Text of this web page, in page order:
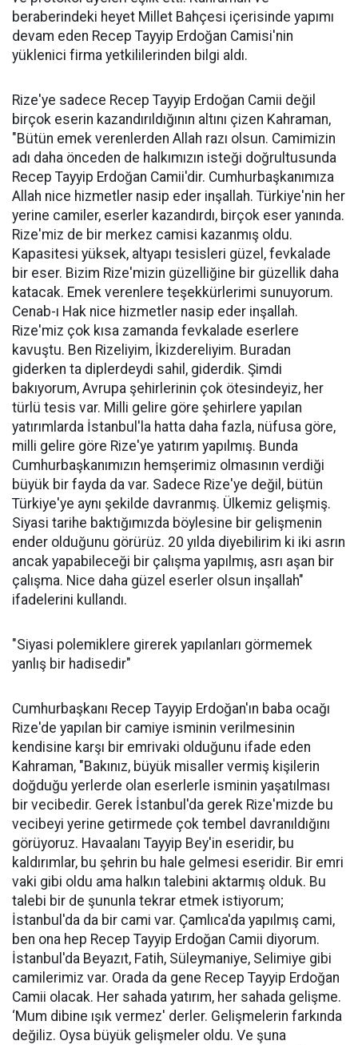
beraberindeki heyet Millet Bahçesi içerisinde yapımı
devam eden Recep Tayyip Erdoğan Camisi'nin
yüklenici firma yetkililerinden bilgi aldı.
Rize'ye sadece Recep Tayyip Erdoğan Camii değil
birçok eserin kazandırıldığının altını çizen Kahraman,
"Bütün emek verenlerden Allah razı olsun. Camimizin
adı daha önceden de halkımızın isteği doğrultusunda
Recep Tayyip Erdoğan Camii'dir. Cumhurbaşkanımıza
Allah nice hizmetler nasip eder inşallah. Türkiye'nin her
yerine camiler, eserler kazandırdı, birçok eser yanında.
Rize'miz de bir merkez camisi kazanmış oldu.
Kapasitesi yüksek, altyapı tesisleri güzel, fevkalade
bir eser. Bizim Rize'mizin güzelliğine bir güzellik daha
katacak. Emek verenlere teşekkürlerimi sunuyorum.
Cenab-ı Hak nice hizmetler nasip eder inşallah.
Rize'miz çok kısa zamanda fevkalade eserlere
kavuştu. Ben Rizeliyim, İkizdereliyim. Buradan
giderken ta diplerdeydi sahil, giderdik. Şimdi
bakıyorum, Avrupa şehirlerinin çok ötesindeyiz, her
türlü tesis var. Milli gelire göre şehirlere yapılan
yatırımlarda İstanbul'la hatta daha fazla, nüfusa göre,
milli gelire göre Rize'ye yatırım yapılmış. Bunda
Cumhurbaşkanımızın hemşerimiz olmasının verdiği
büyük bir fayda da var. Sadece Rize'ye değil, bütün
Türkiye'ye aynı şekilde davranmış. Ülkemiz gelişmiş.
Siyasi tarihe baktığımızda böylesine bir gelişmenin
ender olduğunu görürüz. 20 yılda diyebilirim ki iki asrın
ancak yapabileceği bir çalışma yapılmış, asrı aşan bir
çalışma. Nice daha güzel eserler olsun inşallah"
ifadelerini kullandı.
"Siyasi polemiklere girerek yapılanları görmemek
yanlış bir hadisedir"
Cumhurbaşkanı Recep Tayyip Erdoğan'ın baba ocağı
Rize'de yapılan bir camiye isminin verilmesinin
kendisine karşı bir emrivaki olduğunu ifade eden
Kahraman, "Bakınız, büyük misaller vermiş kişilerin
doğduğu yerlerde olan eserlerle isminin yaşatılması
bir vecibedir. Gerek İstanbul'da gerek Rize'mizde bu
vecibeyi yerine getirmede çok tembel davranıldığını
görüyoruz. Havaalanı Tayyip Bey'in eseridir, bu
kaldırımlar, bu şehrin bu hale gelmesi eseridir. Bir emri
vaki gibi oldu ama halkın talebini aktarmış olduk. Bu
talebi bir de şununla tekrar etmek istiyorum;
İstanbul'da da bir cami var. Çamlıca'da yapılmış cami,
ben ona hep Recep Tayyip Erdoğan Camii diyorum.
İstanbul'da Beyazıt, Fatih, Süleymaniye, Selimiye gibi
camilerimiz var. Orada da gene Recep Tayyip Erdoğan
Camii olacak. Her sahada yatırım, her sahada gelişme.
‘Mum dibine ışık vermez' derler. Gelişmelerin farkında
değiliz. Oysa büyük gelişmeler oldu. Ve şuna